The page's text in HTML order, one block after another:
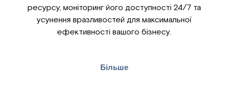
ресурсу, моніторинг його доступності 24/7 та
усунення вразливостей для максимальної
ефективності вашого бізнесу.
Більше